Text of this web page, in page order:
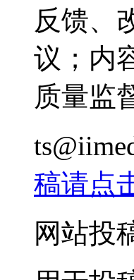
反馈、
议；内
质量监
稿请点
网站投